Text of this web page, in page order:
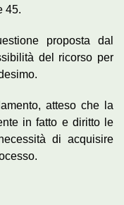
45.
proposta dal
del ricorso per
atteso che la
in fatto e diritto le
di acquisire